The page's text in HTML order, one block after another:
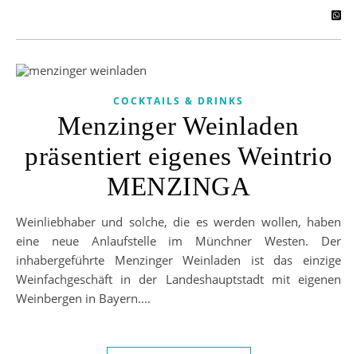
COCKTAILS & DRINKS
Menzinger Weinladen
präsentiert eigenes Weintrio
MENZINGA
Weinliebhaber und solche, die es werden wollen, haben
eine neue Anlaufstelle im Münchner Westen. Der
inhabergeführte Menzinger Weinladen ist das einzige
Weinfachgeschäft in der Landeshauptstadt mit eigenen
Weinbergen in Bayern.…